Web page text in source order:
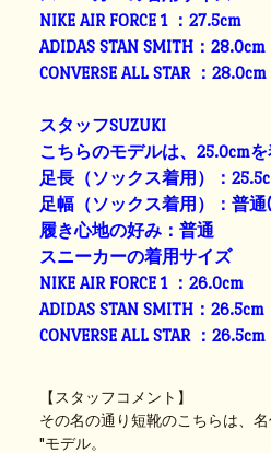
NIKE AIR FORCE 1 ：27.5cm
ADIDAS STAN SMITH：28.0cm
CONVERSE ALL STAR ：28.0cm
スタッフSUZUKI
こちらのモデルは、25.0cmを
足長（ソックス着用）：
足幅（ソックス着用）：普通
履き心地の好み：普通
スニーカーの着用サイズ
NIKE AIR FORCE 1 ：26.0cm
ADIDAS STAN SMITH：26.5cm
CONVERSE ALL STAR ：26.5cm
【スタッフコメント】
その名の通り短靴のこちらは、
"モデル。